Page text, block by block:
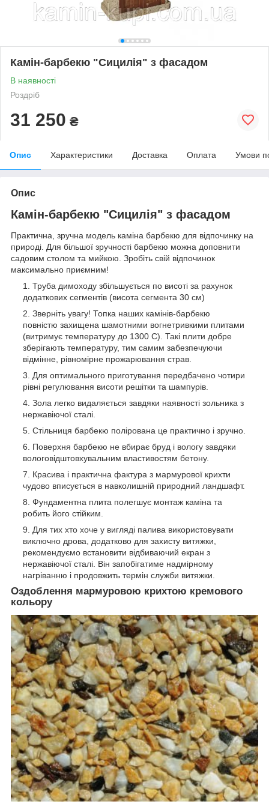
Камін-барбекю "Сицилія" з фасадом
В наявності
Роздріб
31 250 ₴
Опис Характеристики Доставка Оплата Умови
Опис
Камін-барбекю "Сицилія" з фасадом
Практична, зручна модель каміна барбекю для відпочинку на
природі. Для більшої зручності барбекю можна доповнити
садовим столом та мийкою. Зробіть свій відпочинок
максимально приємним!
Труба димоходу збільшується по висоті за рахунок
додаткових сегментів (висота сегмента 30 см)
Зверніть увагу! Топка наших камінів-барбекю
повністю захищена шамотними вогнетривкими плитами
(витримує температуру до 1300 С). Такі плити добре
зберігають температуру, тим самим забезпечуючи
відмінне, рівномірне прожарювання страв.
Для оптимального приготування передбачено чотири
рівні регулювання висоти решітки та шампурів.
Зола легко видаляється завдяки наявності зольника з
нержавіючої сталі.
Стільниця барбекю полірована це практично і зручно.
Поверхня барбекю не вбирає бруд і вологу завдяки
вологовідштовхувальним властивостям бетону.
Красива і практична фактура з мармурової крихти
чудово вписується в навколишній природний ландшафт.
Фундаментна плита полегшує монтаж каміна та
робить його стійким.
Для тих хто хоче у вигляді палива використовувати
виключно дрова, додатково для захисту витяжки,
рекомендуємо встановити відбиваючий екран з
нержавіючої сталі. Він запобігатиме надмірному
нагріванню і продовжить термін служби витяжки.
Оздоблення мармуровою крихтою кремового
кольору